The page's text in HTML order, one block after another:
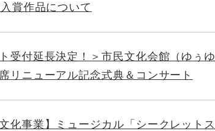
賞作品について
受付延長決定！＞市民文化会館（ゆぅゆ
リニューアル記念式典＆コンサート
化事業】ミュージカル「シークレットス